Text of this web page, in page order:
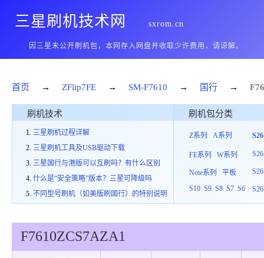
三星刷机技术网 sxrom.cn
因三星未公开刷机包，本网存入网盘并收取少许费用，请谅解。
首页 → ZFlip7FE → SM-F7610 → 国行 →
刷机技术
三星刷机过程详解
三星刷机工具及USB驱动下载
三星国行与港版可以互刷吗？有什么区别
什么是“安全策略”版本？三星可降级吗
不同型号刷机（如美版刷国行）的特别说明
刷机包分类
Z系列 A系列
FE系列 W系列
Note系列
平板
S10 S9 S8 S7 S6
S26
F7610ZCS7AZA1